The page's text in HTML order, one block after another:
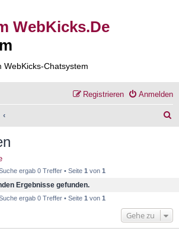
WebKicks.De
Chatsystem
Anmelden
Registrieren
ergab 0 Treffer • Seite 1 von 1
Ergebnisse gefunden.
ergab 0 Treffer • Seite 1 von 1
Gehe zu